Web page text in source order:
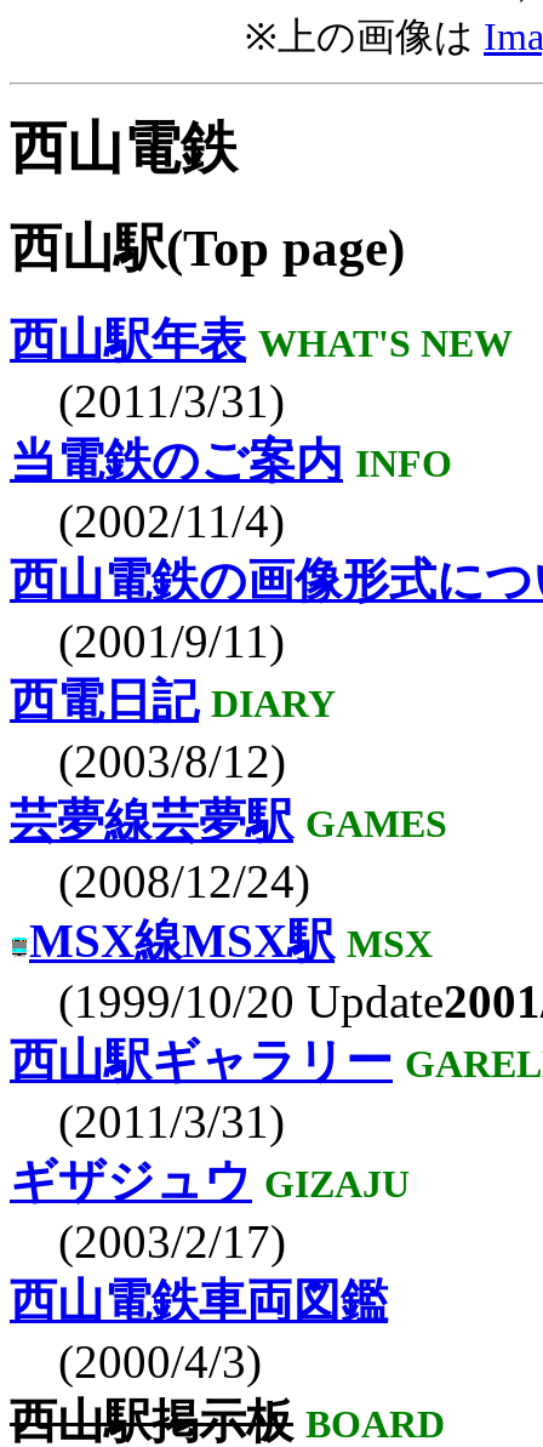
※上の画像は
西山電鉄
西山駅(Top page)
西山駅年表 WHAT'S NEW
(2011/3/31)
当電鉄のご案内 INFO
(2002/11/4)
西山電鉄の画像形式に
(2001/9/11)
西電日記 DIARY
(2003/8/12)
芸夢線芸夢駅 GAMES
(2008/12/24)
MSX線MSX駅 MSX
(1999/10/20 Update
西山駅ギャラリー
(2011/3/31)
ギザジュウ GIZAJU
(2003/2/17)
西山電鉄車両図鑑
(2000/4/3)
西山駅掲示板 BOARD